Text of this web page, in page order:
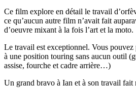
Ce film explore en détail le travail
ce qu’aucun autre film n’avait fait
d’oeuvre mixant à la fois l’art et la moto.
Le travail est exceptionnel. Vous pouvez
à une position touring sans aucun outil
assise, fourche et cadre arrière…)
Un grand bravo à Ian et à son travail fait